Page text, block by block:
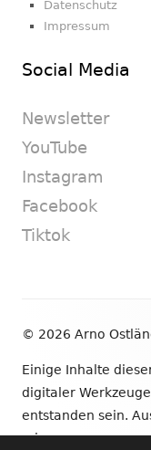
Datenschutz
Impressum
Social Media
Newsletter
YouTube
Instagram
Facebook
Tiktok
© 2026 Arno
Einige Inhalte
digitaler
entstanden sein.
mir.